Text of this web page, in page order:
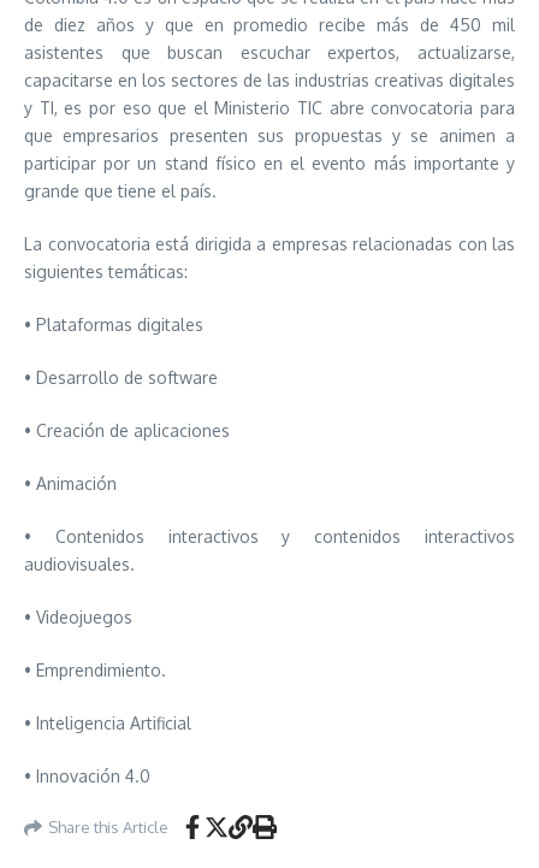
de diez años y que en promedio recibe más de 450 mil
asistentes que buscan escuchar expertos, actualizarse,
capacitarse en los sectores de las industrias creativas digitales
y TI, es por eso que el Ministerio TIC abre convocatoria para
que empresarios presenten sus propuestas y se animen a
participar por un stand físico en el evento más importante y
grande que tiene el país.
La convocatoria está dirigida a empresas relacionadas con las
siguientes temáticas:
• Plataformas digitales
• Desarrollo de software
• Creación de aplicaciones
• Animación
• Contenidos interactivos y contenidos interactivos
audiovisuales.
• Videojuegos
• Emprendimiento.
• Inteligencia Artificial
• Innovación 4.0
Share this Article